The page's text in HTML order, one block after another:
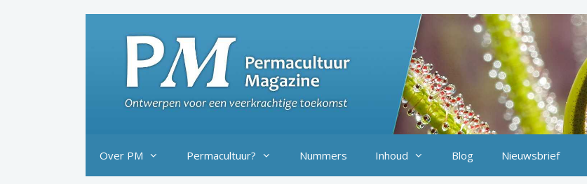
Over PM Permacultuur? Nummers Inhoud Blog Nieuwsbrief